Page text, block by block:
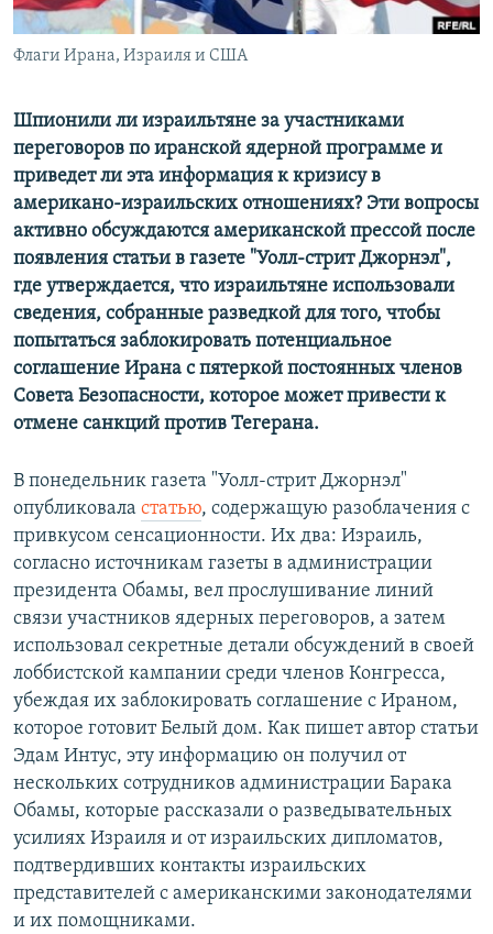
Հայերեն
Русский
Все сайты Радио Азатутюн
Флаги Ирана, Израиля и США
Шпионили ли израильтяне за участниками
переговоров по иранской ядерной программе и
приведет ли эта информация к кризису в
американо-израильских отношениях? Эти вопросы
активно обсуждаются американской прессой после
появления статьи в газете "Уолл-стрит Джорнэл",
где утверждается, что израильтяне использовали
сведения, собранные разведкой для того, чтобы
попытаться заблокировать потенциальное
соглашение Ирана с пятеркой постоянных членов
Совета Безопасности, которое может привести к
отмене санкций против Тегерана.
В понедельник газета "Уолл-стрит Джорнэл"
опубликовала статью, содержащую разоблачения с
привкусом сенсационности. Их два: Израиль,
согласно источникам газеты в администрации
президента Обамы, вел прослушивание линий
связи участников ядерных переговоров, а затем
использовал секретные детали обсуждений в своей
лоббистской кампании среди членов Конгресса,
убеждая их заблокировать соглашение с Ираном,
которое готовит Белый дом. Как пишет автор статьи
Эдам Интус, эту информацию он получил от
нескольких сотрудников администрации Барака
Обамы, которые рассказали о разведывательных
усилиях Израиля и от израильских дипломатов,
подтвердивших контакты израильских
представителей с американскими законодателями
и их помощниками.